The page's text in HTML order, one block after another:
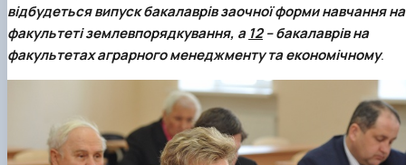
відбудеться випуск бакалаврів заочної форми навчання на
факультеті землевпорядкування, а 12– бакалаврів на
факультетах аграрного менеджментутаекономічному.